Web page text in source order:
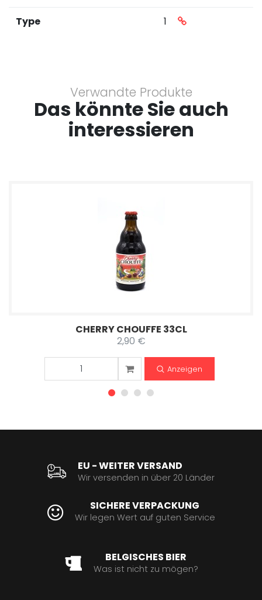
Type 1
Verwandte Produkte
Das könnte Sie auch
interessieren
CHERRY CHOUFFE 33CL
2,90 €
Anzeigen
EU - WEITER VERSAND
Wir versenden in über 20 Länder
SICHERE VERPACKUNG
Wir legen Wert auf guten Service
BELGISCHES BIER
Was ist nicht zu mögen?